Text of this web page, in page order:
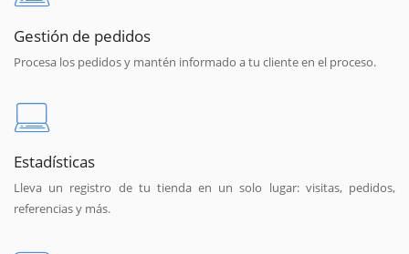
Gestión de pedidos
Procesa los pedidos y mantén informado a tu cliente en el proceso.
Estadísticas
Lleva un registro de tu tienda en un solo lugar: visitas, pedidos,
referencias y más.